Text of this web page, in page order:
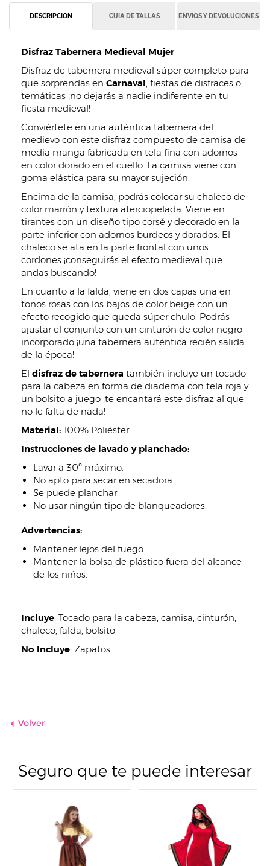
DESCRIPCIÓN GUÍA DE TALLAS ENVÍOS Y DEVOLUCIONES
Disfraz Tabernera Medieval Mujer
Disfraz de tabernera medieval súper completo para
que sorprendas en Carnaval, fiestas de disfraces o
temáticas ¡no dejarás a nadie indiferente en tu
fiesta medieval!
Conviértete en una auténtica tabernera del
medievo con este disfraz compuesto de camisa de
media manga fabricada en tela fina con adornos
en color dorado en el cuello. La camisa viene con
goma elástica para su mayor sujeción.
Encima de la camisa, podrás colocar su chaleco de
color marrón y textura aterciopelada. Viene en
tirantes con un diseño tipo corsé y decorado en la
parte inferior con adornos burdeos y dorados. El
chaleco se ata en la parte frontal con unos
cordones ¡conseguirás el efecto medieval que
andas buscando!
En cuanto a la falda, viene en dos capas una en
tonos rosas con los bajos de color beige con un
efecto recogido que queda súper chulo. Podrás
ajustar el conjunto con un cinturón de color negro
incorporado ¡una tabernera auténtica recién salida
de la época!
El disfraz de tabernera también incluye un tocado
para la cabeza en forma de diadema con tela roja y
un bolsito a juego ¡te encantará este disfraz al que
no le falta de nada!
Material: 100% Poliéster
Instrucciones de lavado y planchado:
Lavar a 30º máximo.
No apto para secar en secadora.
Se puede planchar.
No usar ningún tipo de blanqueadores.
Advertencias:
Mantener lejos del fuego.
Mantener la bolsa de plástico fuera del alcance
de los niños.
Incluye: Tocado para la cabeza, camisa, cinturón,
chaleco, falda, bolsito
No Incluye: Zapatos
Volver
Seguro que te puede interesar